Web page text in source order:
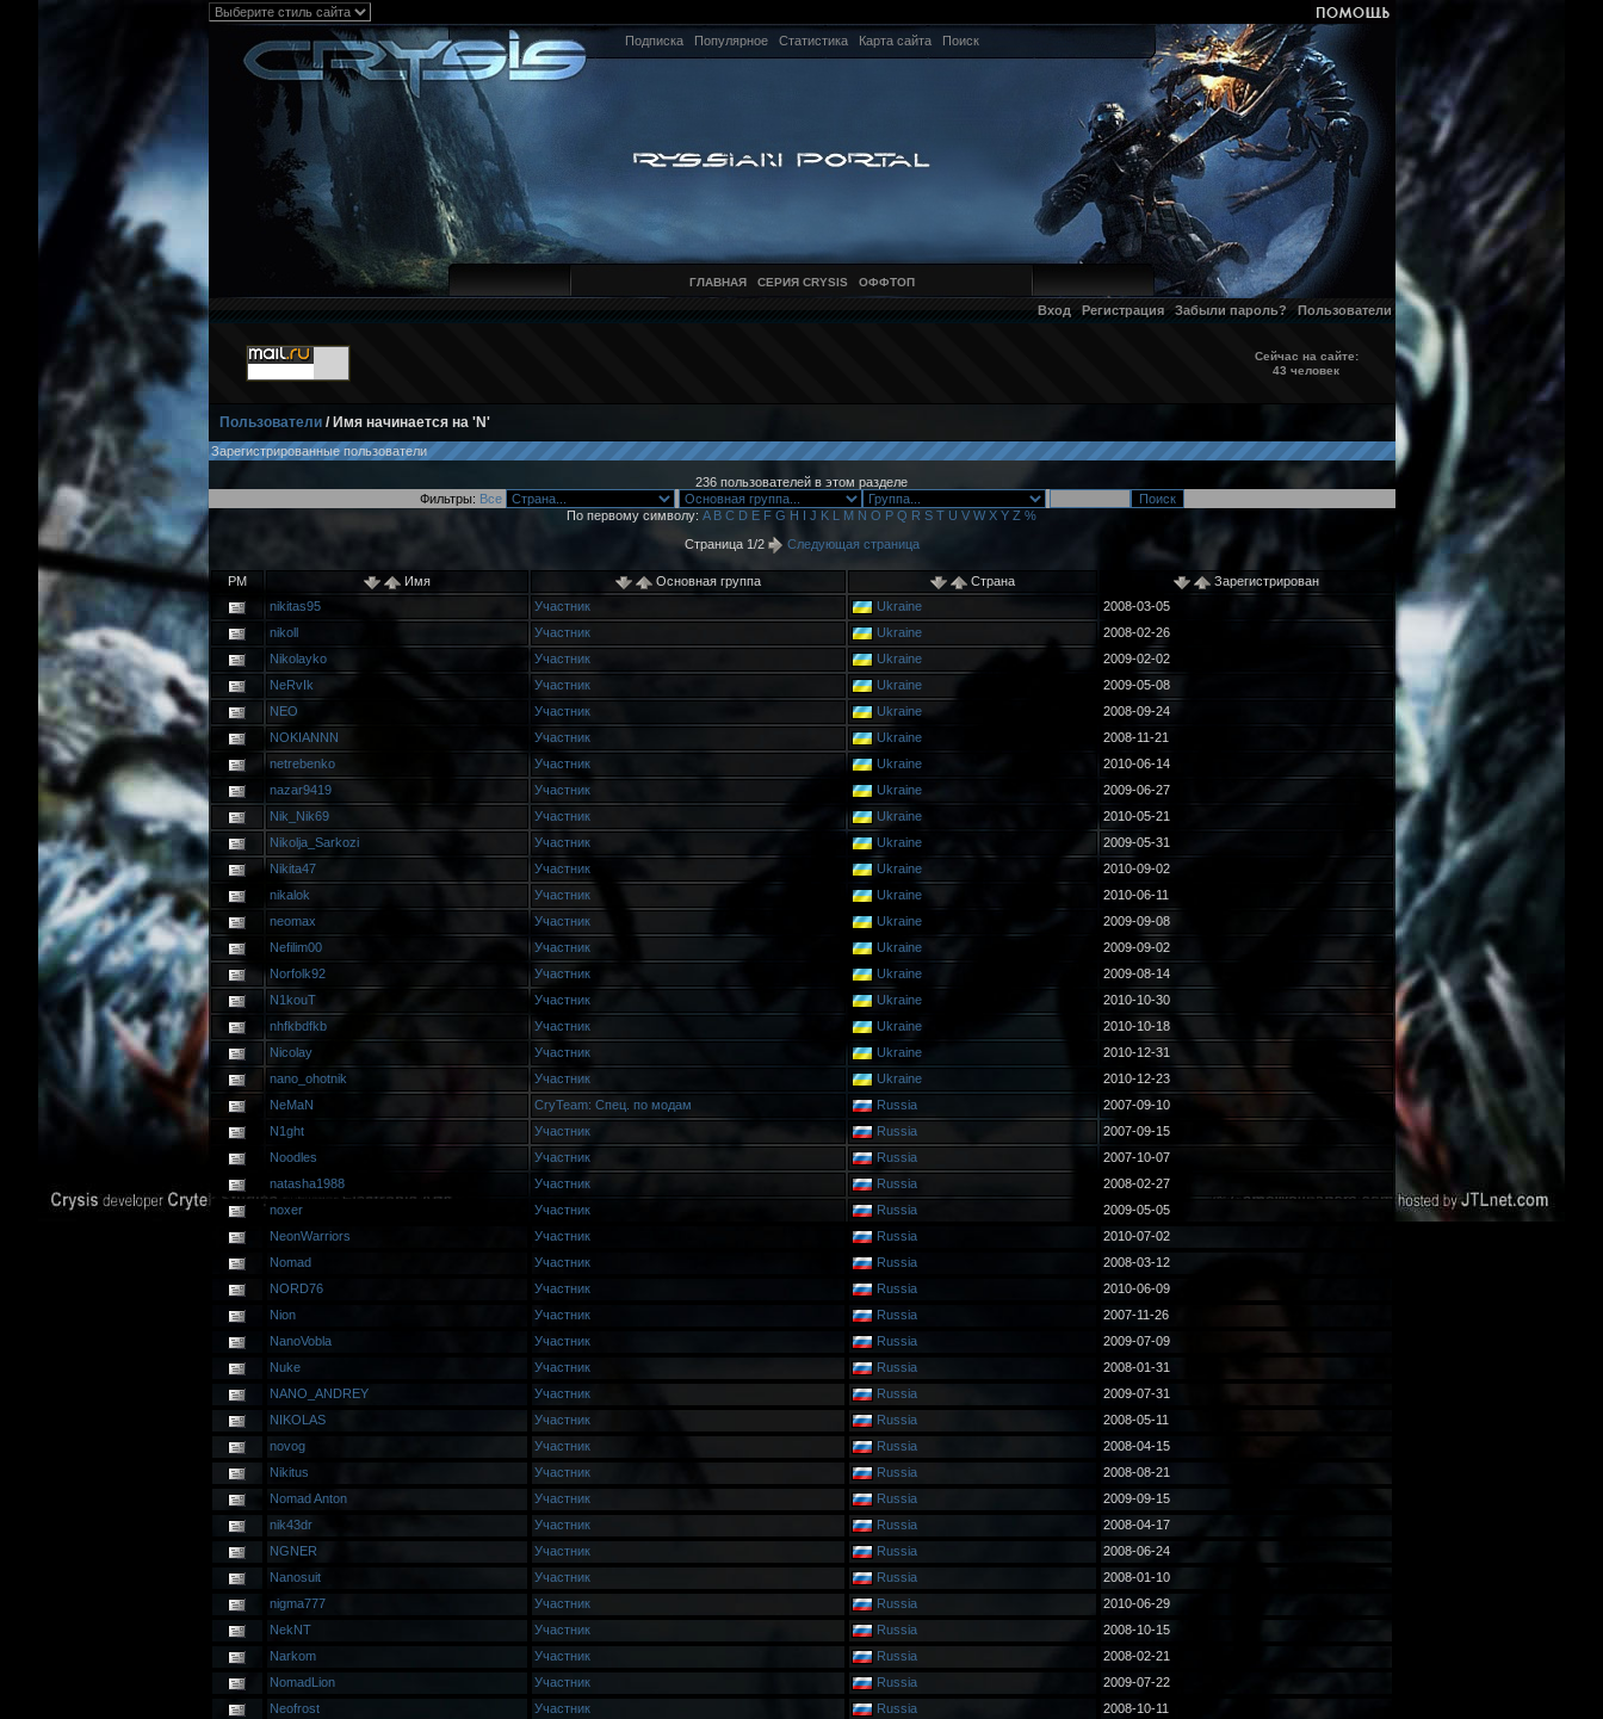
Подписка Популярное Статистика Карта сайта Поиск
ГЛАВНАЯ СЕРИЯ CRYSIS ОФФТОП
Вход Регистрация Забыли пароль? Пользователи
Сейчас на сайте:
43 человек
Пользователи/ Имя начинается на 'N'
Зарегистрированные пользователи
236 пользователей в этом разделе
Фильтры: Все
По первому символу: A B C D E F G H I J K L M N O P Q R S T U V W X Y Z %
Страница 1/2
Следующая страница
PM Имя Основная группа Страна
Зарегистрирован
nikitas95
Участник Ukraine
2008-03-05
nikoll
Участник Ukraine
2008-02-26
Nikolayko
Участник Ukraine
2009-02-02
NeRvIk
Участник Ukraine
2009-05-08
NEO
Участник Ukraine
2008-09-24
NOKIANNN
Участник Ukraine
2008-11-21
netrebenko
Участник Ukraine
2010-06-14
nazar9419
Участник Ukraine
2009-06-27
Nik_Nik69
Участник Ukraine
2010-05-21
Nikolja_Sarkozi
Участник Ukraine
2009-05-31
Nikita47
Участник Ukraine
2010-09-02
nikalok
Участник Ukraine
2010-06-11
neomax
Участник Ukraine
2009-09-08
Nefilim00
Участник Ukraine
2009-09-02
Norfolk92
Участник Ukraine
2009-08-14
N1kouT
Участник Ukraine
2010-10-30
nhfkbdfkb
Участник Ukraine
2010-10-18
Nicolay
Участник Ukraine
2010-12-31
nano_ohotnik
Участник Ukraine
2010-12-23
NeMaN
CryTeam: Спец. по модам Russia
2007-09-10
N1ght
Участник Russia
2007-09-15
Noodles
Участник Russia
2007-10-07
natasha1988
Участник Russia
2008-02-27
noxer
Участник Russia
2009-05-05
NeonWarriors
Участник Russia
2010-07-02
Nomad
Участник Russia
2008-03-12
NORD76
Участник Russia
2010-06-09
Nion
Участник Russia
2007-11-26
NanoVobla
Участник Russia
2009-07-09
Nuke
Участник Russia
2008-01-31
NANO_ANDREY
Участник Russia
2009-07-31
NIKOLAS
Участник Russia
2008-05-11
novog
Участник Russia
2008-04-15
Nikitus
Участник Russia
2008-08-21
Nomad Anton
Участник Russia
2009-09-15
nik43dr
Участник Russia
2008-04-17
NGNER
Участник Russia
2008-06-24
Nanosuit
Участник Russia
2008-01-10
nigma777
Участник Russia
2010-06-29
NekNT
Участник Russia
2008-10-15
Narkom
Участник Russia
2008-02-21
NomadLion
Участник Russia
2009-07-22
Neofrost
Участник Russia
2008-10-11